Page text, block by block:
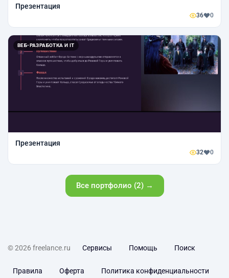
Презентация
36 0
ВЕБ-РАЗРАБОТКА И IT
Презентация
32 0
Все портфолио (2) →
© 2026 freelance.ru Сервисы Помощь Поиск
Правила Оферта Политика конфиденциальности